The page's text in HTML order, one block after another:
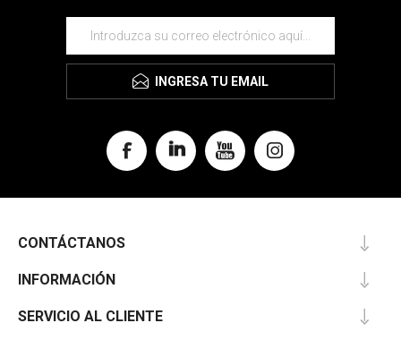
INGRESA TU EMAIL
CONTÁCTANOS
INFORMACIÓN
SERVICIO AL CLIENTE